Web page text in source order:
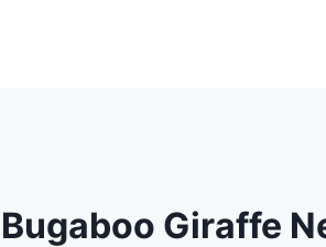
Bugaboo Giraffe